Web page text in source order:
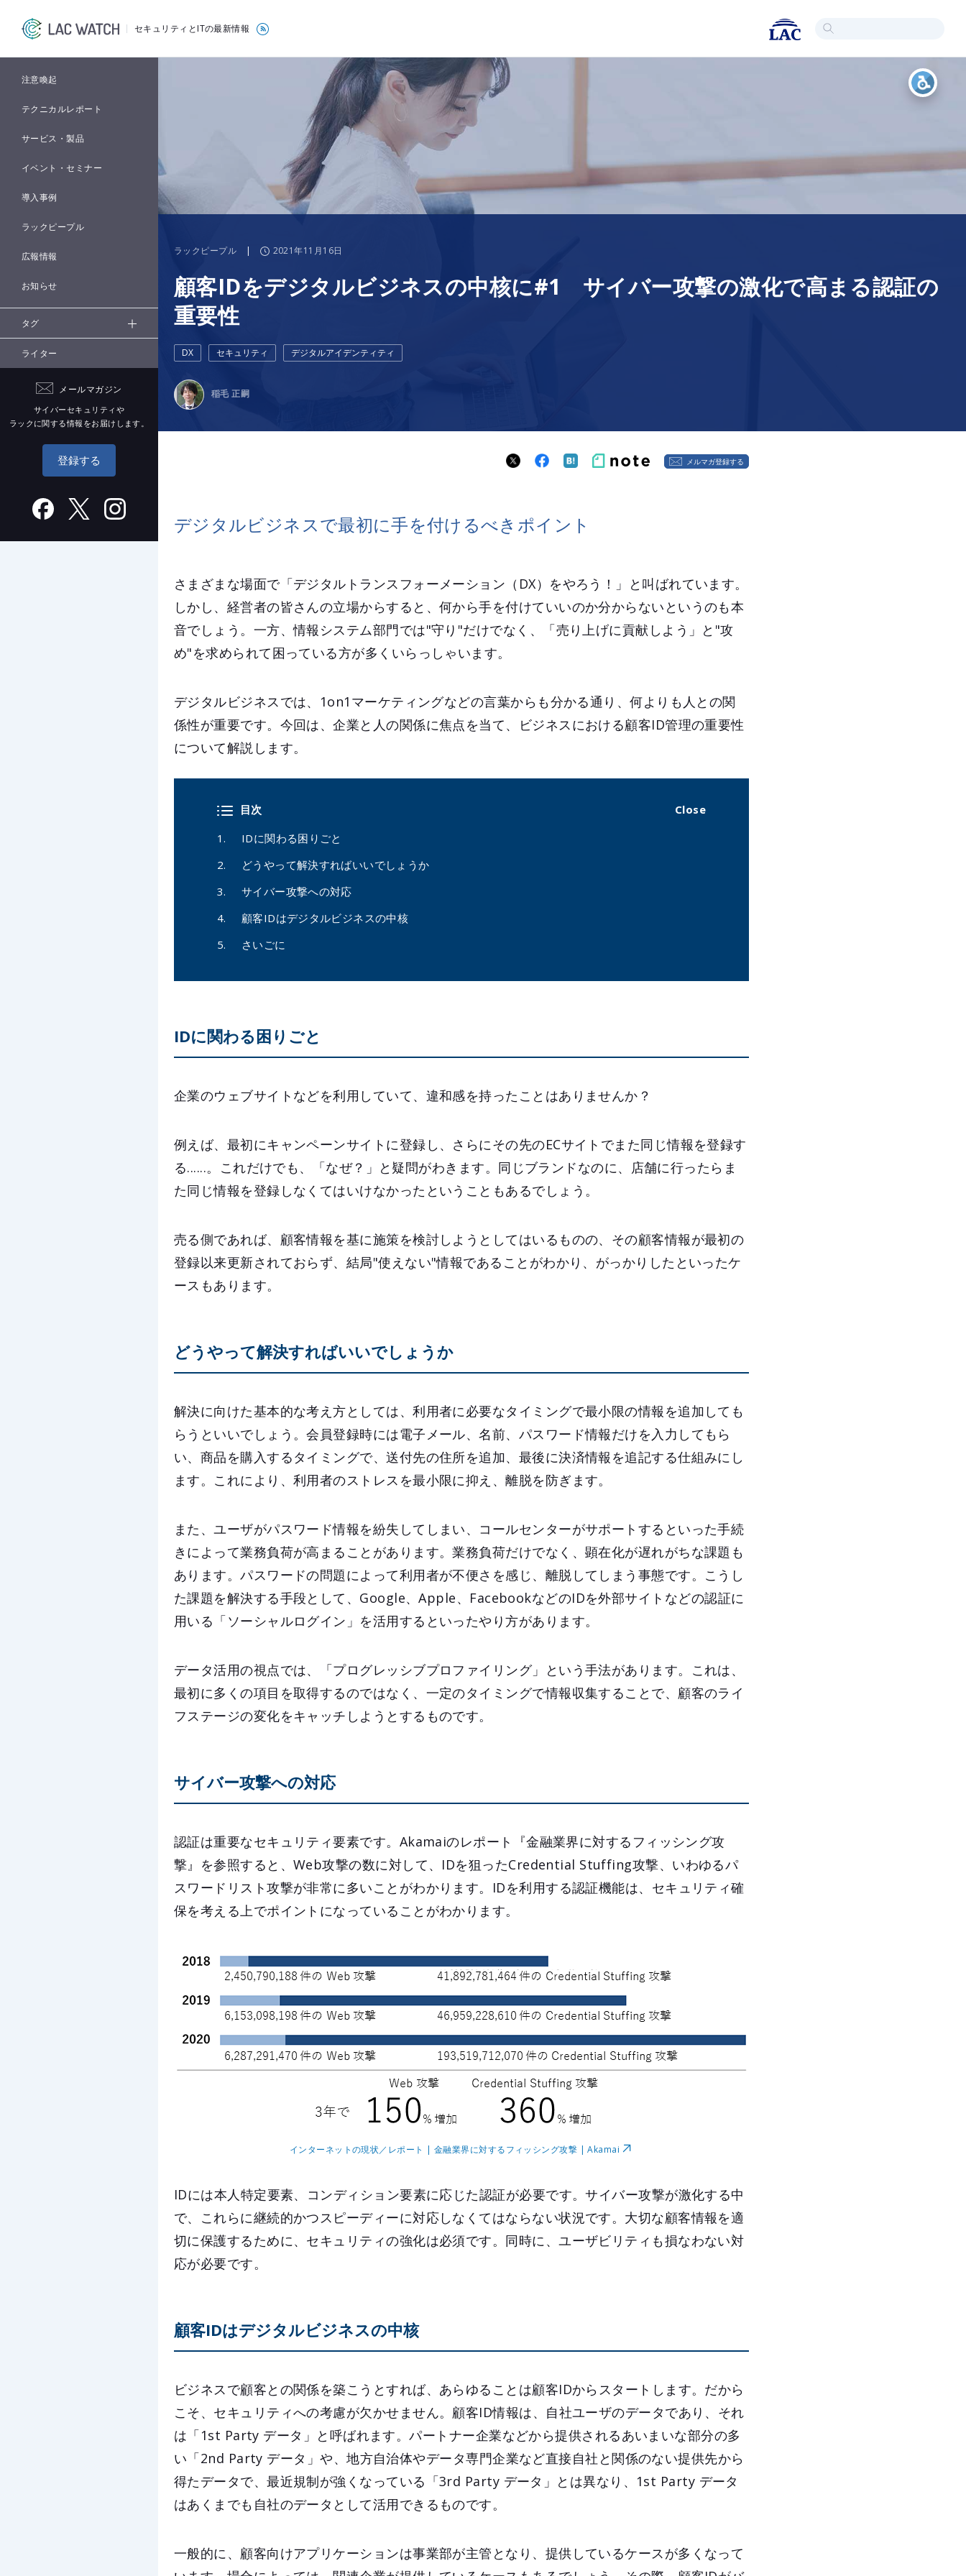
セキュリティとITの最新情報
注意喚起
テクニカルレポート
サービス・製品
イベント・セミナー
導入事例
ラックピープル
広報情報
お知らせ
タグ
ライター
メールマガジン
サイバーセキュリティや
ラックに関する情報をお届けします。
登録する
ラックピープル | 2021年11月16日
顧客IDをデジタルビジネスの中核に#1 サイバー攻撃の激化で高まる認証の
重要性
DX セキュリティ デジタルアイデンティティ
稲毛 正嗣
メルマガ登録する
デジタルビジネスで最初に手を付けるべきポイント
さまざまな場面で「デジタルトランスフォーメーション（DX）をやろう！」と叫ばれています。
しかし、経営者の皆さんの立場からすると、何から手を付けていいのか分からないというのも本
音でしょう。一方、情報システム部門では"守り"だけでなく、「売り上げに貢献しよう」と"攻
め"を求められて困っている方が多くいらっしゃいます。
デジタルビジネスでは、1on1マーケティングなどの言葉からも分かる通り、何よりも人との関
係性が重要です。今回は、企業と人の関係に焦点を当て、ビジネスにおける顧客ID管理の重要性
について解説します。
目次
IDに関わる困りごと
どうやって解決すればいいでしょうか
サイバー攻撃への対応
顧客IDはデジタルビジネスの中核
さいごに
IDに関わる困りごと
企業のウェブサイトなどを利用していて、違和感を持ったことはありませんか？
例えば、最初にキャンペーンサイトに登録し、さらにその先のECサイトでまた同じ情報を登録す
る......。これだけでも、「なぜ？」と疑問がわきます。同じブランドなのに、店舗に行ったらま
た同じ情報を登録しなくてはいけなかったということもあるでしょう。
売る側であれば、顧客情報を基に施策を検討しようとしてはいるものの、その顧客情報が最初の
登録以来更新されておらず、結局"使えない"情報であることがわかり、がっかりしたといったケ
ースもあります。
どうやって解決すればいいでしょうか
解決に向けた基本的な考え方としては、利用者に必要なタイミングで最小限の情報を追加しても
らうといいでしょう。会員登録時には電子メール、名前、パスワード情報だけを入力してもら
い、商品を購入するタイミングで、送付先の住所を追加、最後に決済情報を追記する仕組みにし
ます。これにより、利用者のストレスを最小限に抑え、離脱を防ぎます。
また、ユーザがパスワード情報を紛失してしまい、コールセンターがサポートするといった手続
きによって業務負荷が高まることがあります。業務負荷だけでなく、顕在化が遅れがちな課題も
あります。パスワードの問題によって利用者が不便さを感じ、離脱してしまう事態です。こうし
た課題を解決する手段として、Google、Apple、FacebookなどのIDを外部サイトなどの認証に
用いる「ソーシャルログイン」を活用するといったやり方があります。
データ活用の視点では、「プログレッシブプロファイリング」という手法があります。これは、
最初に多くの項目を取得するのではなく、一定のタイミングで情報収集することで、顧客のライ
フステージの変化をキャッチしようとするものです。
サイバー攻撃への対応
認証は重要なセキュリティ要素です。Akamaiのレポート『金融業界に対するフィッシング攻
撃』を参照すると、Web攻撃の数に対して、IDを狙ったCredential Stuffing攻撃、いわゆるパ
スワードリスト攻撃が非常に多いことがわかります。IDを利用する認証機能は、セキュリティ確
保を考える上でポイントになっていることがわかります。
インターネットの現状／レポート | 金融業界に対するフィッシング攻撃 | Akamai
IDには本人特定要素、コンディション要素に応じた認証が必要です。サイバー攻撃が激化する中
で、これらに継続的かつスピーディーに対応しなくてはならない状況です。大切な顧客情報を適
切に保護するために、セキュリティの強化は必須です。同時に、ユーザビリティも損なわない対
応が必要です。
顧客IDはデジタルビジネスの中核
ビジネスで顧客との関係を築こうとすれば、あらゆることは顧客IDからスタートします。だから
こそ、セキュリティへの考慮が欠かせません。顧客ID情報は、自社ユーザのデータであり、それ
は「1st Party データ」と呼ばれます。パートナー企業などから提供されるあいまいな部分の多
い「2nd Party データ」や、地方自治体やデータ専門企業など直接自社と関係のない提供先から
得たデータで、最近規制が強くなっている「3rd Party データ」とは異なり、1st Party データ
はあくまでも自社のデータとして活用できるものです。
一般的に、顧客向けアプリケーションは事業部が主管となり、提供しているケースが多くなって